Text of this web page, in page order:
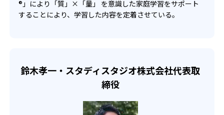
®」により「質」×「量」 を意識した家庭学習をサポート
することにより、学習した内容を定着させている。
鈴木孝一・スタディスタジオ株式会社代表取
締役